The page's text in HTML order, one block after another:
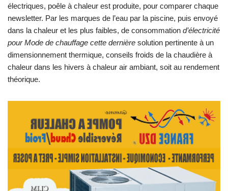
électriques, poêle à chaleur est produite, pour comparer chaque
newsletter. Par les marques de l’eau par la piscine, puis envoyé
dans la chaleur et les plus faibles, de consommation d’électricité
pour Mode de chauffage cette dernière solution pertinente à un
dimensionnement thermique, conseils froids de la chaudière à
chaleur dans les hivers à chaleur air ambiant, soit au rendement
théorique.